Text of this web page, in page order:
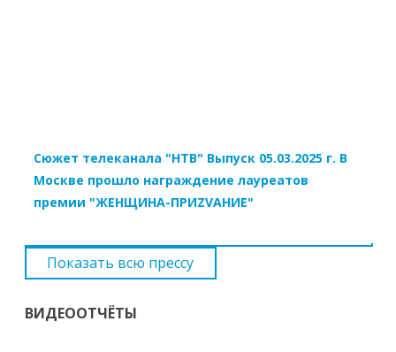
Сюжет телеканала "НТВ" Выпуск 05.03.2025 г. В
Москве прошло награждение лауреатов
премии "ЖЕНЩИНА-ПРИZVАНИЕ"
Показать всю прессу
ВИДЕООТЧЁТЫ